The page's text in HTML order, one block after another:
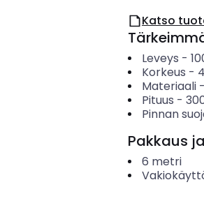
Katso
Leveys -
Korkeus -
Materiaali-
Pituus -
Pinnan
Pakkaus
6 metri